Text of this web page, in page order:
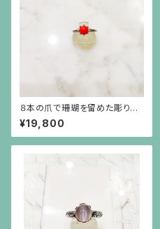
８本の爪で珊瑚を留めた彫りの
施された細い腕のシルバーリン
グ
¥19,800